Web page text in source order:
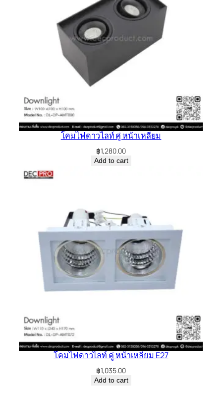
โคมไฟดาวไลท์ คู่ หน้าเหลี่ยม
฿1,280.00
Add to cart
โคมไฟดาวไลท์ คู่ หน้าเหลี่ยม E27
฿1,035.00
Add to cart